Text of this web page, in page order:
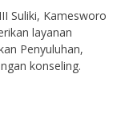
Suliki, Kamesworo
layanan
Penyuluhan,
konseling.